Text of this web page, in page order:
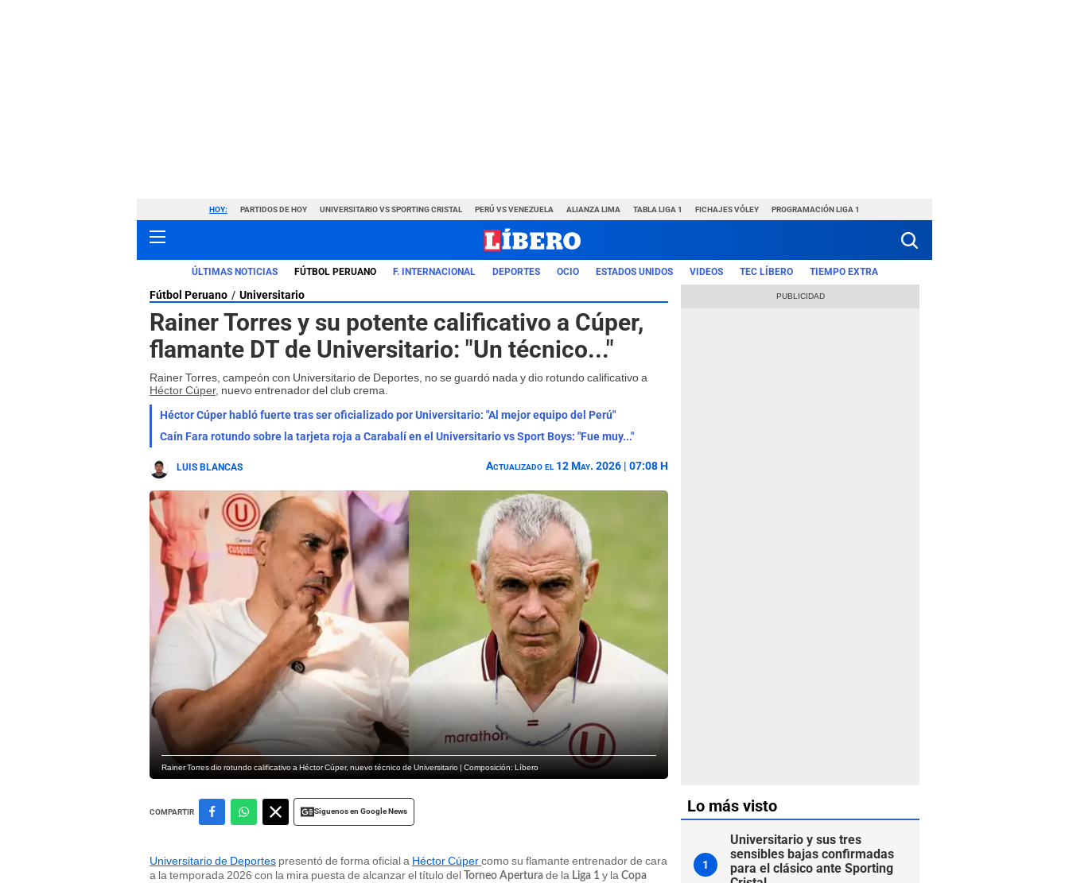
HOY: PARTIDOS DE HOY UNIVERSITARIO VS SPORTING CRISTAL PERÚ VS VENEZUELA ALIANZA LIMA TABLA LIGA 1 FICHAJES VÓLEY PROGRAMACIÓN LIGA 1
ÚLTIMAS NOTICIAS FÚTBOL PERUANO F. INTERNACIONAL DEPORTES OCIO ESTADOS UNIDOS VIDEOS TEC LÍBERO TIEMPO EXTRA
Fútbol Peruano Universitario
Rainer Torres y su potente calificativo a Cúper,
flamante DT de Universitario: "Un técnico..."
Rainer Torres, campeón con Universitario de Deportes, no se guardó nada y dio rotundo calificativo a
Héctor Cúper, nuevo entrenador del club crema.
Héctor Cúper habló fuerte tras ser oficializado por Universitario: "Al mejor equipo del Perú"
Caín Fara rotundo sobre la tarjeta roja a Carabalí en el Universitario vs Sport Boys: "Fue muy..."
LUIS BLANCAS Actualizado el 12 May. 2026 | 07:08 H
Rainer Torres dio rotundo calificativo a Héctor Cúper, nuevo técnico de Universitario | Composición: Líbero
COMPARTIR Siguenos en Google News
Universitario de Deportes presentó de forma oficial a Héctor Cúpercomo su flamante entrenador de cara
a la temporada 2026 con la mira puesta de alcanzar el título del Torneo Apertura de la Liga 1 y la Copa
Lo más visto
1
Universitario y sus tres
sensibles bajas confirmadas
para el clásico ante Sporting